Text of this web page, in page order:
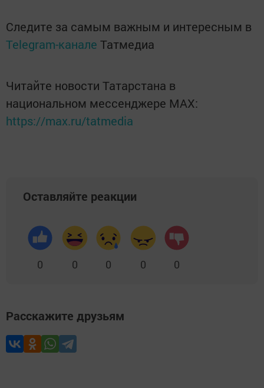
Следите за самым важным и интересным в
Telegram-канале Татмедиа
Читайте новости Татарстана в
национальном мессенджере MАХ:
https://max.ru/tatmedia
Оставляйте реакции
0 0 0 0 0
Расскажите друзьям